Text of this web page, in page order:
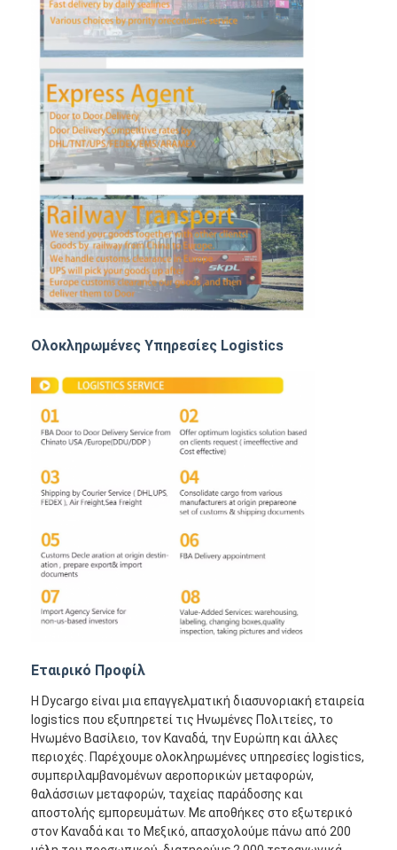
εκφράστε τη ναυτιλία
ΦΟΡΤΙΟ ΡΑΓΩΝ
Ναυπηγεία στο Αμαζόνιο
Μεταφορές φορτηγών
Υπηρεσία αποθήκευσης
Ολοκληρωμένες Υπηρεσίες Logistics
Εταιρικό Προφίλ
Η Dycargo είναι μια επαγγελματική διασυνοριακή εταιρεία
logistics που εξυπηρετεί τις Ηνωμένες Πολιτείες, το
Ηνωμένο Βασίλειο, τον Καναδά, την Ευρώπη και άλλες
περιοχές. Παρέχουμε ολοκληρωμένες υπηρεσίες logistics,
συμπεριλαμβανομένων αεροπορικών μεταφορών,
θαλάσσιων μεταφορών, ταχείας παράδοσης και
αποστολής εμπορευμάτων. Με αποθήκες στο εξωτερικό
στον Καναδά και το Μεξικό, απασχολούμε πάνω από 200